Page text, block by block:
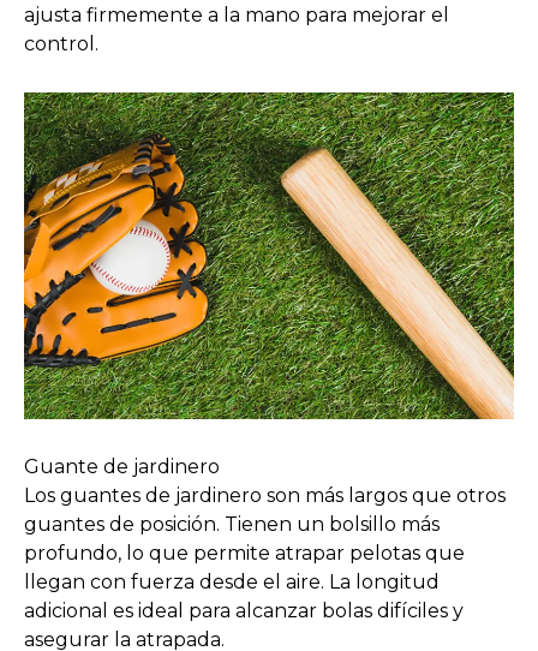
ajusta firmemente a la mano para mejorar el
control.
Guante de jardinero
Los guantes de jardinero son más largos que otros
guantes de posición. Tienen un bolsillo más
profundo, lo que permite atrapar pelotas que
llegan con fuerza desde el aire. La longitud
adicional es ideal para alcanzar bolas difíciles y
asegurar la atrapada.